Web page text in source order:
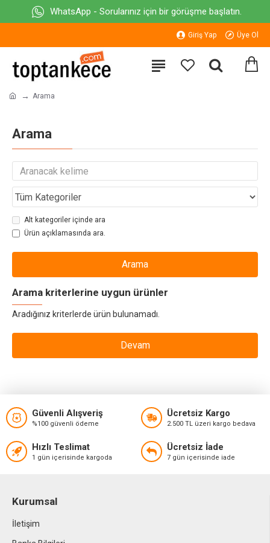
WhatsApp - Sorularınız için bir görüşme başlatın.
Giriş Yap Üye Ol
Arama
Arama
Alt kategoriler içinde ara
Ürün açıklamasında ara.
Arama
Arama kriterlerine uygun ürünler
Aradığınız kriterlerde ürün bulunamadı.
Devam
Güvenli Alışveriş
%100 güvenli ödeme
Ücretsiz Kargo
2.500 TL üzeri kargo bedava
Hızlı Teslimat
1 gün içerisinde kargoda
Ücretsiz İade
7 gün içerisinde iade
Kurumsal
İletişim